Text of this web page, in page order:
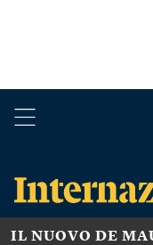
IL NUOVO DE